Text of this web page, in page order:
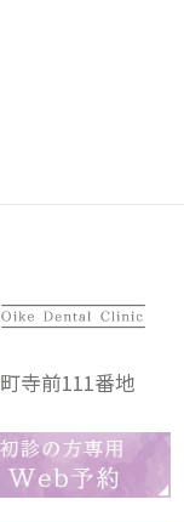
寺前111番地